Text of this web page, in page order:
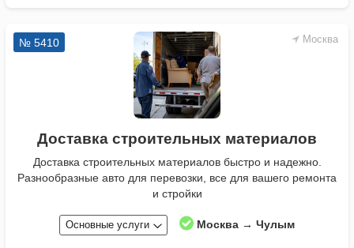
Москва
№ 5410
Доставка строительных материалов
Доставка строительных материалов быстро и надежно.
Разнообразные авто для перевозки, все для вашего ремонта
и стройки
Основные услуги Москва → Чулым